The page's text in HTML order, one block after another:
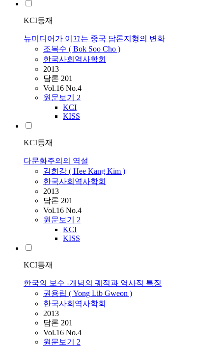
KCI등재
뉴미디어가 이끄는 중국 담론지형의 변화
조복수 ( Bok Soo Cho )
한국사회역사학회
2013
담론 201
Vol.16 No.4
원문보기 2
KCI
KISS
KCI등재
다문화주의의 역설
김희강 ( Hee Kang Kim )
한국사회역사학회
2013
담론 201
Vol.16 No.4
원문보기 2
KCI
KISS
KCI등재
한국의 보수 -개념의 궤적과 역사적 특징
권용립 ( Yong Lib Gweon )
한국사회역사학회
2013
담론 201
Vol.16 No.4
원문보기 2